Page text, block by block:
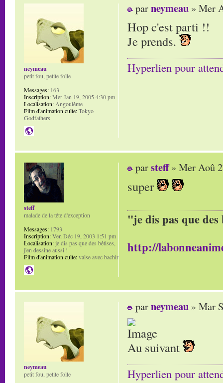
parneymeau » Mer
Hop c'est parti !!
Je prends.
Hyperlien pour
neymeau
petit fou, petite folle
Messages: 163
Inscription:Mer Jan 19, 2005 4:30 pm
Localisation: Angoulême
Film d'animation culte:Tokyo
Godfathers
parsteff» Mer Aoû
super
"je dis pas que
http://
steff
malade de la tête d'exception
Messages: 1793
Inscription:Ven Déc 19, 2003 1:51 pm
Localisation: je dis pas que des bêtises,
j'en dessine aussi !
Film d'animation culte:valse avec bachir
parneymeau » Mar
Au suivant
Hyperlien pour
neymeau
petit fou, petite folle